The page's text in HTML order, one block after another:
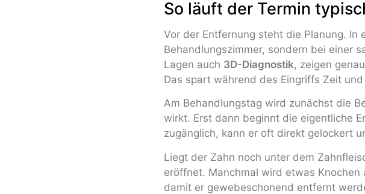
So läuft der Termin
Vor der Entfernung steht die Planung. In
Behandlungszimmer, sondern bei einer
Lagen auch 3D-Diagnostik, zeigen
Das spart während des Eingriffs Zeit
Am Behandlungstag wird zunächst die
wirkt. Erst dann beginnt die eigentliche
zugänglich, kann er oft direkt gelockert
Liegt der Zahn noch unter dem
eröffnet. Manchmal wird etwas
damit er gewebeschonend entfernt